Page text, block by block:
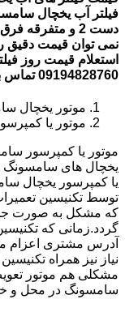
فیلتر آب یخچال
دست 2 و
نمی توان قیمت دقیق
استعلام قیمت روز
09194828760 تماس بگیرند.
موتور یخچال
موتور یا
موتور یا کمپرسور
یخچال های سامسونگ
یا کمپرسور یخچال
توسط تکنیسین
که مشکل به صورت
گردد.زمانی که
آدرس مشتری اعزام
نیاز نیز همراه
مشکلی هم موتور
سامسونگ در محل و